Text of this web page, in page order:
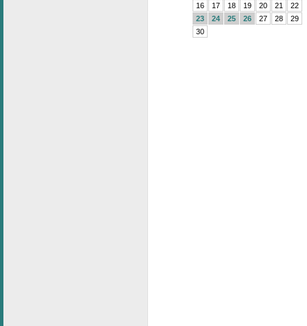
16
17 18 19 20 21
22
23
24 25 26 27 28
29
30